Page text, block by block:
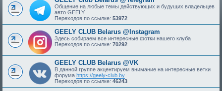
Общение на любые темы действующих и будущих владельцев
авто GEELY.
Переходов по ссылке: 53972
GEELY CLUB Belarus @Instagram
Здесь собираем все интересные фотки нашего клуба
Переходов по ссылке: 70292
GEELY CLUB Belarus @VK
В данной группе акцентируем внимание на интересные ветки
форума https://geely-club.by
Переходов по ссылке: 46243